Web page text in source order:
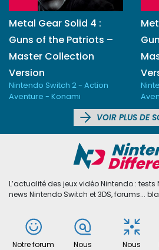
Metal Gear Solid 4 :
Guns of the Patriots –
Master Collection
Version
Nintendo Switch 2 - Action
Aventure - Konami
VOIR PLUS DE
L’actualité des jeux vidéo Nintendo : tests
news Nintendo Switch et 3DS, forums...
Notre forum
Nous
Nous